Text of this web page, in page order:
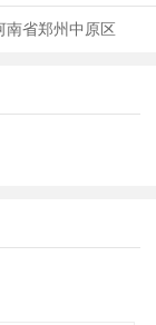
南省郑州中原区